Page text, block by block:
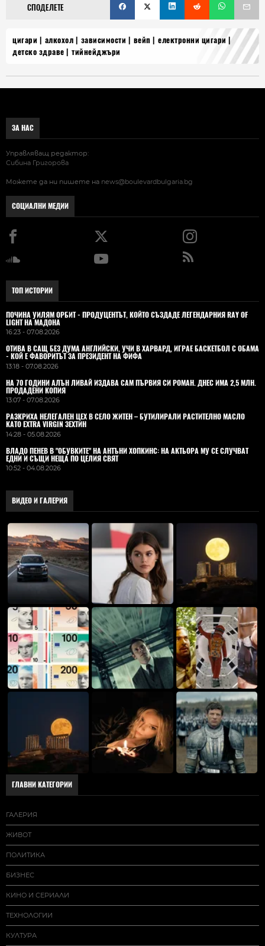
СПОДЕЛЕТЕ
цигари алкохол зависимости вейп
електронни цигари
детско здраве
тийнейджъри
ЗА НАС
Управляващ редактор:
Сибина Григорова
Можете да ни пишете на news@boulevardbulgaria.bg
СОЦИАЛНИ МЕДИИ
ТОП ИСТОРИИ
ПОЧИНА УИЛЯМ ОРБИТ - ПРОДУЦЕНТЪТ, КОЙТО СЪЗДАДЕ ЛЕГЕНДАРНИЯ RAY OF
LIGHT НА МАДОНА
16:23 - 07.08.2026
ОТИВА В САЩ БЕЗ ДУМА АНГЛИЙСКИ, УЧИ В ХАРВАРД, ИГРАЕ БАСКЕТБОЛ С ОБАМА
- КОЙ Е ФАВОРИТЪТ ЗА ПРЕЗИДЕНТ НА ФИФА
13:18 - 07.08.2026
НА 70 ГОДИНИ АЛЪН ЛИВАЙ ИЗДАВА САМ ПЪРВИЯ СИ РОМАН. ДНЕС ИМА 2,5 МЛН.
ПРОДАДЕНИ КОПИЯ
13:07 - 07.08.2026
РАЗКРИХА НЕЛЕГАЛЕН ЦЕХ В СЕЛО ЖИТЕН – БУТИЛИРАЛИ РАСТИТЕЛНО МАСЛО
КАТО EXTRA VIRGIN ЗЕХТИН
14:28 - 05.08.2026
ВЛАДO ПЕНЕВ В "ОБУВКИТЕ" НА АНТЪНИ ХОПКИНС: НА АКТЬОРА МУ СЕ СЛУЧВАТ
ЕДНИ И СЪЩИ НЕЩА ПО ЦЕЛИЯ СВЯТ
10:52 - 04.08.2026
ВИДЕО И ГАЛЕРИЯ
ГЛАВНИ КАТЕГОРИИ
ГАЛЕРИЯ
ЖИВОТ
ПОЛИТИКА
БИЗНЕС
КИНО И СЕРИАЛИ
ТЕХНОЛОГИИ
КУЛТУРА